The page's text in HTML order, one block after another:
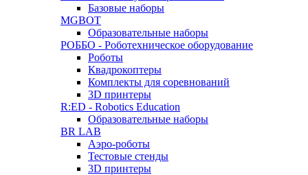
Базовые наборы
MGBOT
Образовательные наборы
РОББО - Роботехническое оборудование
Роботы
Квадрокоптеры
Комплекты для соревнований
3D принтеры
R:ED - Robotics Education
Образовательные наборы
BR LAB
Аэро-роботы
Тестовые стенды
3D принтеры